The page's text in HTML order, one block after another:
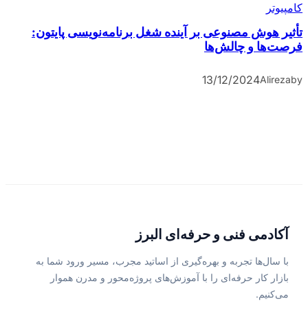
کامپیوتر
تأثیر هوش مصنوعی بر آینده شغل برنامه‌نویسی پایتون:
فرصت‌ها و چالش‌ها
by
Alireza
13/12/2024
آکادمی فنی و حرفه‌ای البرز
با سال‌ها تجربه و بهره‌گیری از اساتید مجرب، مسیر ورود شما به
بازار کار حرفه‌ای را با آموزش‌های پروژه‌محور و مدرن هموار
می‌کنیم.